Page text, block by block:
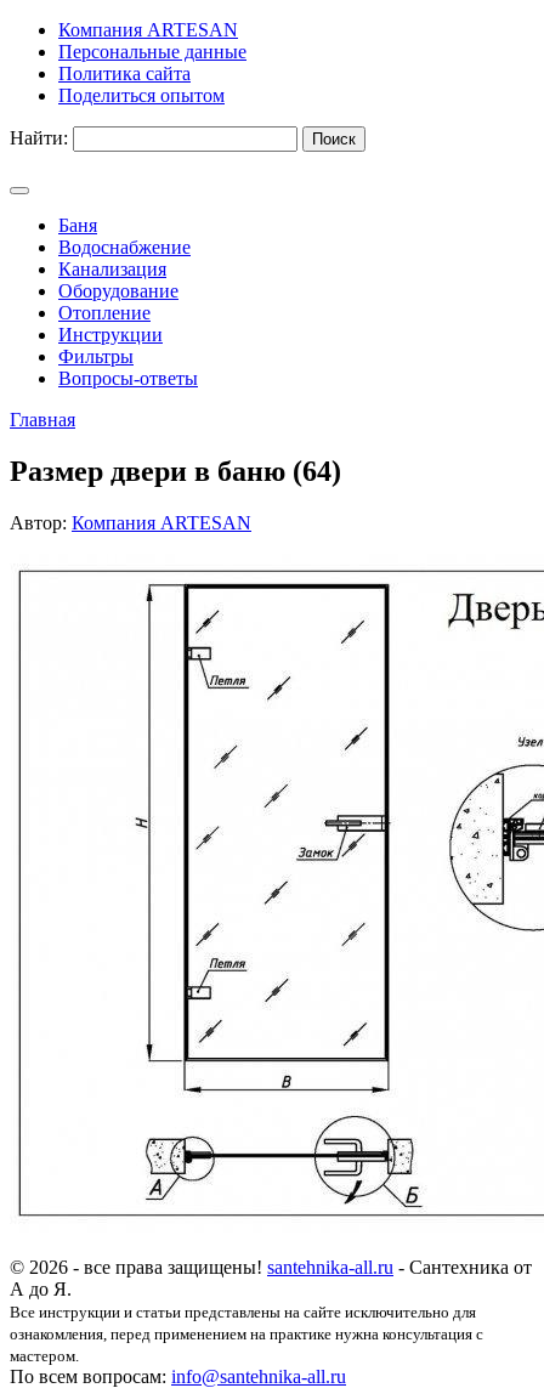
Компания ARTESAN
Персональные данные
Политика сайта
Поделиться опытом
Найти:
Баня
Водоснабжение
Канализация
Оборудование
Отопление
Инструкции
Фильтры
Вопросы-ответы
Главная
Размер двери в баню (64)
Автор: Компания ARTESAN
© 2026 - все права защищены! santehnika-all.ru - Сантехника от
А до Я.
Все инструкции и статьи представлены на сайте исключительно для
ознакомления, перед применением на практике нужна консультация с
мастером.
По всем вопросам: info@santehnika-all.ru